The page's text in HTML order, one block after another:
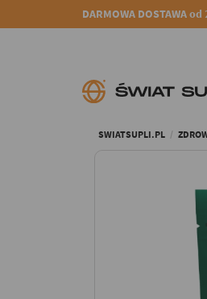
DARMOWA DOSTAWA od
SWIATSUPLI.PL